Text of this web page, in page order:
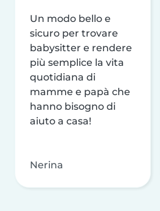
Un modo bello e
sicuro per trovare
babysitter e rendere
più semplice la vita
quotidiana di
mamme e papà che
hanno bisogno di
aiuto a casa!
Nerina